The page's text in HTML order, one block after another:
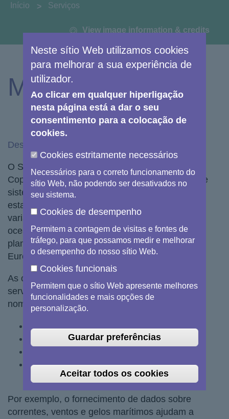
You are here:
Início Serviços
View image information & credits
Meio Marinho
Descobrir o Meio Marinho
O Serviço de Monitorização do Meio Marinho do
Copernicus (CMEMS) fornece de forma regular e
sistemática informações de referência sobre o
estado físico e biogeoquímico e sobre a
variabilidade e a dinâmica dos ecossistemas
oceânicos e marinhos para todos os oceanos do
planeta, assim como para os mares regionais da
Europa.
As observações e as previsões produzidas pelo
serviço apoiam todas as aplicações marinhas,
nomeadamente:
Segurança marítima;
Recursos marinhos;
Previsões meteorológicas, climáticas e
sazonais.
Por exemplo, o fornecimento de dados sobre
correntes, ventos e gelos marítimos ajudam a
Neste sítio Web utilizamos cookies
para melhorar a sua experiência de
utilizador.
Ao clicar em qualquer hiperligação
nesta página está a dar o seu
consentimento para a colocação de
cookies.
Cookies estritamente necessários
Necessários para o correto funcionamento do
sítio Web, não podendo ser desativados no
seu sistema.
Cookies de desempenho
Permitem a contagem de visitas e fontes de
tráfego, para que possamos medir e melhorar
o desempenho do nosso sítio Web.
Cookies funcionais
Permitem que o sítio Web apresente melhores
funcionalidades e mais opções de
personalização.
Guardar preferências
Aceitar todos os cookies